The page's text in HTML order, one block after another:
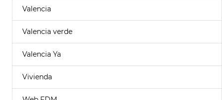
Valencia
Valencia verde
Valencia Ya
Vivienda